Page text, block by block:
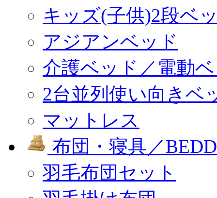
キッズ(子供)2段ベ
アジアンベッド
介護ベッド／電動
2台並列使い向きベ
マットレス
布団・寝具／
羽毛布団セット